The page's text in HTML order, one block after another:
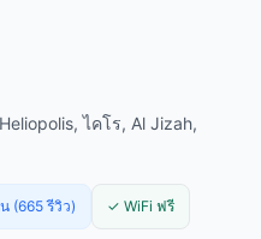
ไคโร, Al Jizah,
(665 รีวิว) ✓ WiFi ฟรี